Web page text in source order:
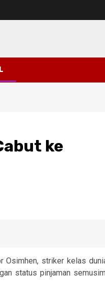
ke
Osimhen, striker kelas
status pinjaman